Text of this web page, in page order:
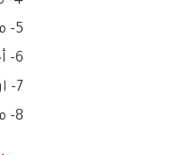
5- معلمين ومعلمات اللغة الإنجليزية.
6- أخصائي مناهج واختبارات(ذكر – انثى).
7- ارشاد طلابي (ذكر – أنثى)
8- مصوّره ومسؤولة شبكات التواصل الاجتماعي.